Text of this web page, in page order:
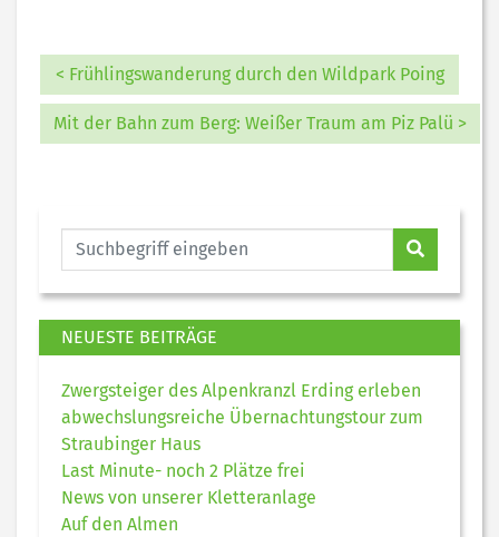
< Frühlingswanderung durch den Wildpark Poing
Mit der Bahn zum Berg: Weißer Traum am Piz Palü >
NEUESTE BEITRÄGE
Zwergsteiger des Alpenkranzl Erding erleben
abwechslungsreiche Übernachtungstour zum
Straubinger Haus
Last Minute- noch 2 Plätze frei
News von unserer Kletteranlage
Auf den Almen